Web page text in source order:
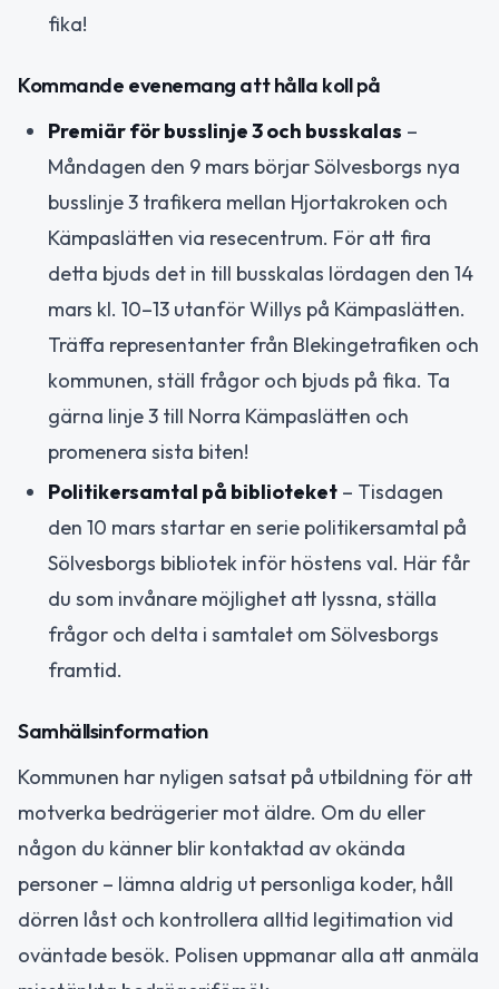
fika!
Kommande evenemang att hålla koll på
Premiär för busslinje 3 och busskalas –
Måndagen den 9 mars börjar Sölvesborgs nya
busslinje 3 trafikera mellan Hjortakroken och
Kämpaslätten via resecentrum. För att fira
detta bjuds det in till busskalas lördagen den 14
mars kl. 10–13 utanför Willys på Kämpaslätten.
Träffa representanter från Blekingetrafiken och
kommunen, ställ frågor och bjuds på fika. Ta
gärna linje 3 till Norra Kämpaslätten och
promenera sista biten!
Politikersamtal på biblioteket – Tisdagen
den 10 mars startar en serie politikersamtal på
Sölvesborgs bibliotek inför höstens val. Här får
du som invånare möjlighet att lyssna, ställa
frågor och delta i samtalet om Sölvesborgs
framtid.
Samhällsinformation
Kommunen har nyligen satsat på utbildning för att
motverka bedrägerier mot äldre. Om du eller
någon du känner blir kontaktad av okända
personer – lämna aldrig ut personliga koder, håll
dörren låst och kontrollera alltid legitimation vid
oväntade besök. Polisen uppmanar alla att anmäla